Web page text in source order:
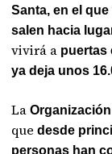
Santa, en el
salen hacia
vivirá a puertas
ya deja unos
La
quedesde
personas han